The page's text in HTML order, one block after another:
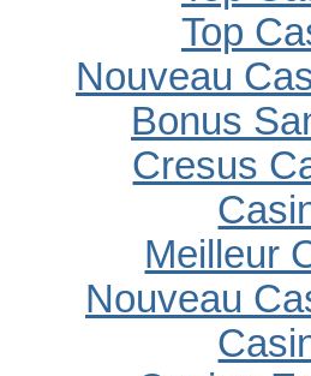
Top
Nouveau
Bonus
Cresus
Meilleur
Nouveau